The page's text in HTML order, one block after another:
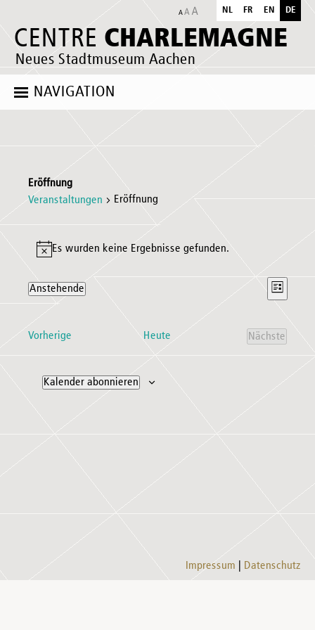
CENTRE CHARLEMAGNE
Neues Stadtmuseum Aachen
NL FR EN DE
NAVIGATION
Eröffnung
Veranstaltungen
Eröffnung
Hinweis
Es wurden keine Ergebnisse gefunden.
Liste
Anstehende
VorherigeVeranstaltungenHeute
Nächste
Kalender abonnieren
Impressum Datenschutz